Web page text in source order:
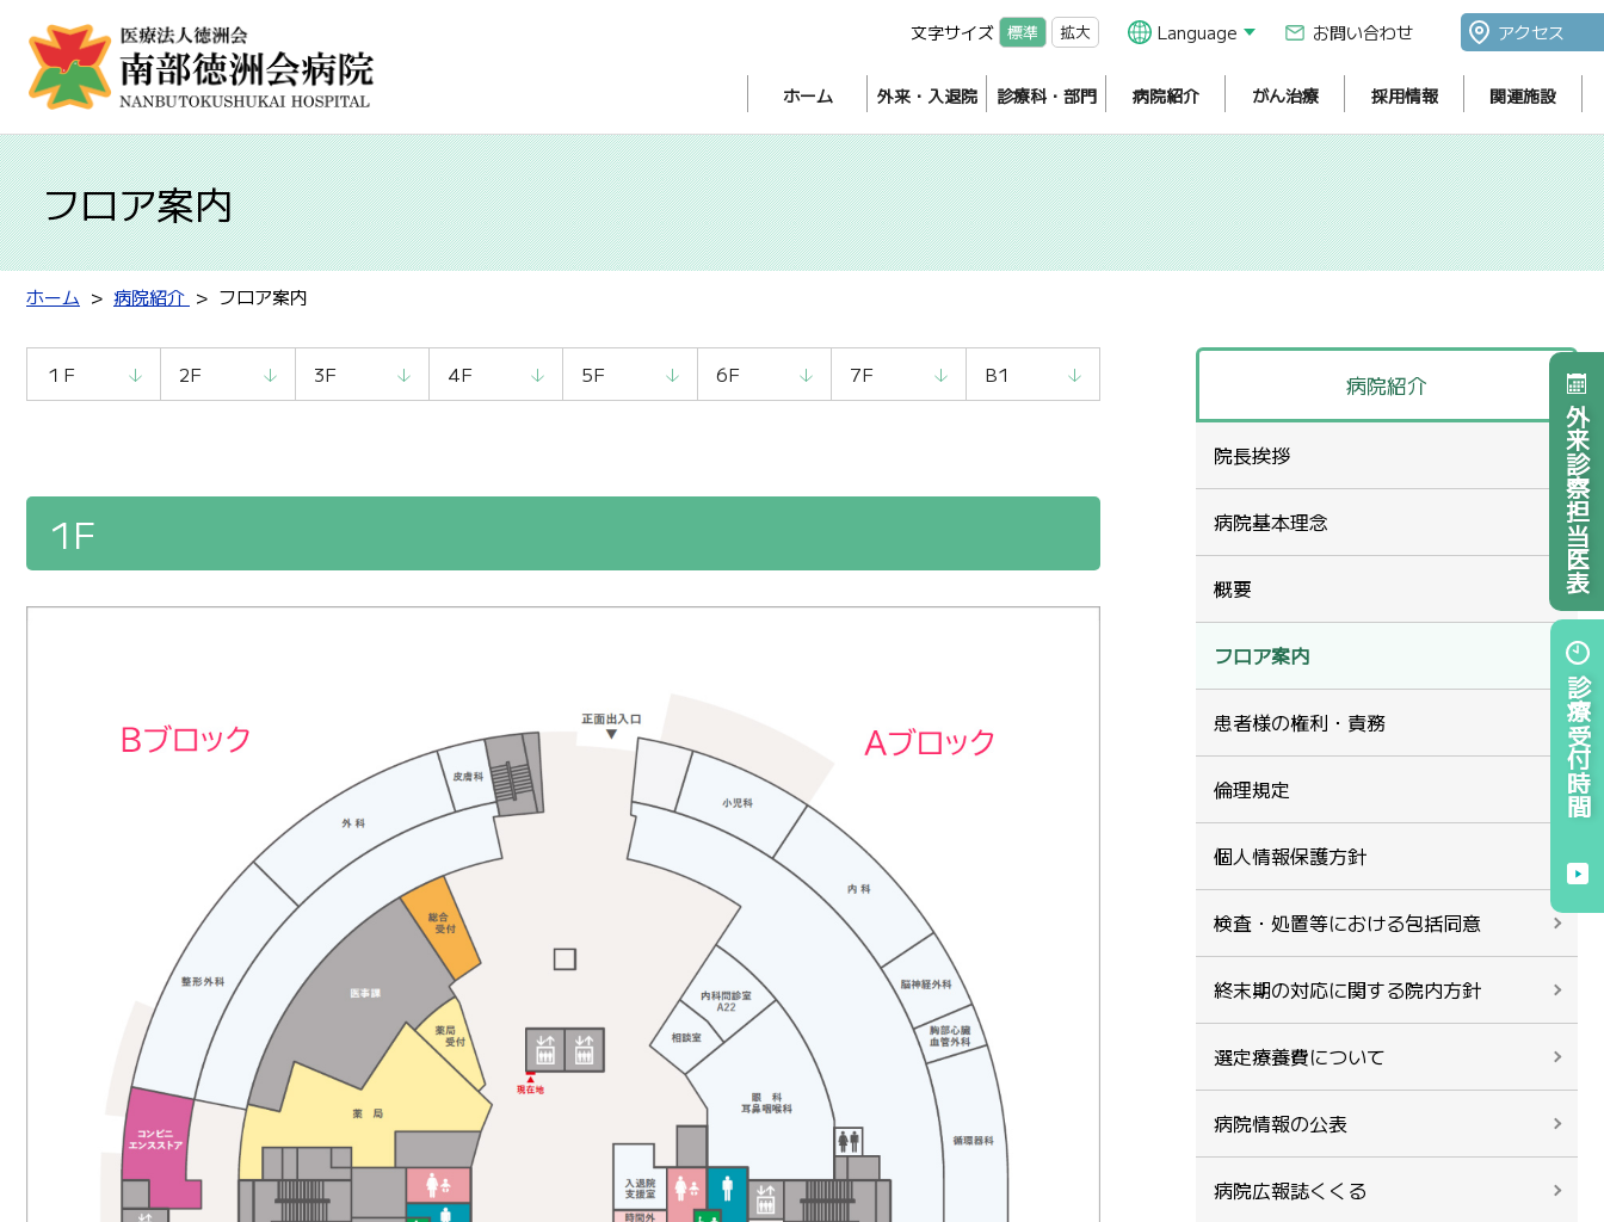
外来診察担当医表
診療受付時間
文字サイズ 標準 拡大 Language お問い合わせ アクセス
ホーム 外来・入退院 診療科・部門 病院紹介 がん治療 採用情報 関連施設
フロア案内
ホーム 病院紹介 フロア案内
１F 2F 3F 4F 5F 6F 7F B1
1F
病院紹介
院長挨拶
病院基本理念
概要
フロア案内
患者様の権利・責務
倫理規定
個人情報保護方針
検査・処置等における包括同意
終末期の対応に関する院内方針
選定療養費について
病院情報の公表
病院広報誌くくる